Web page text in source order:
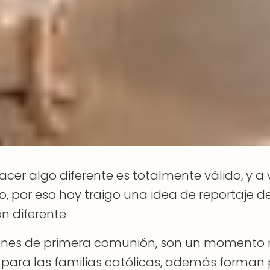
algo diferente es totalmente válido, y a
por eso hoy traigo una idea de reportaje
diferente.
de primera comunión, son un momento
las familias católicas, además forman